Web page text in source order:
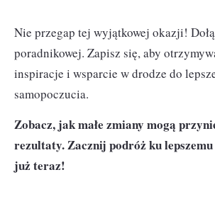
Nie przegap tej wyjątkowej okazji!
poradnikowej. Zapisz się, aby
inspiracje i wsparcie w drodze do
samopoczucia.
Zobacz, jak małe zmiany mogą
rezultaty. Zacznij podróż ku
już teraz!